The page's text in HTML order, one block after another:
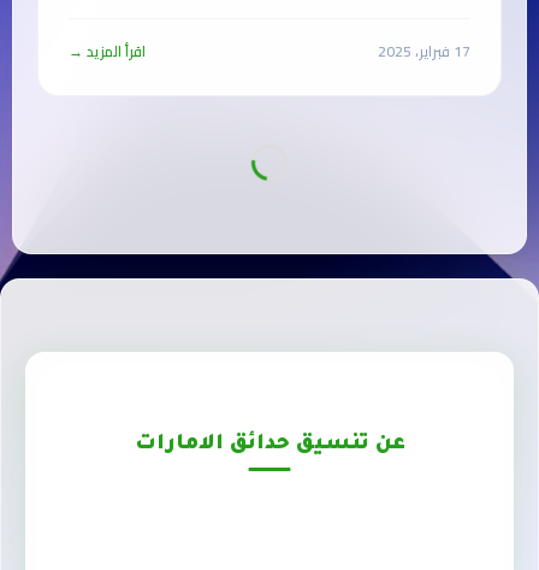
17 فبراير، 2025 اقرأ المزيد →
عن تنسيق حدائق الامارات